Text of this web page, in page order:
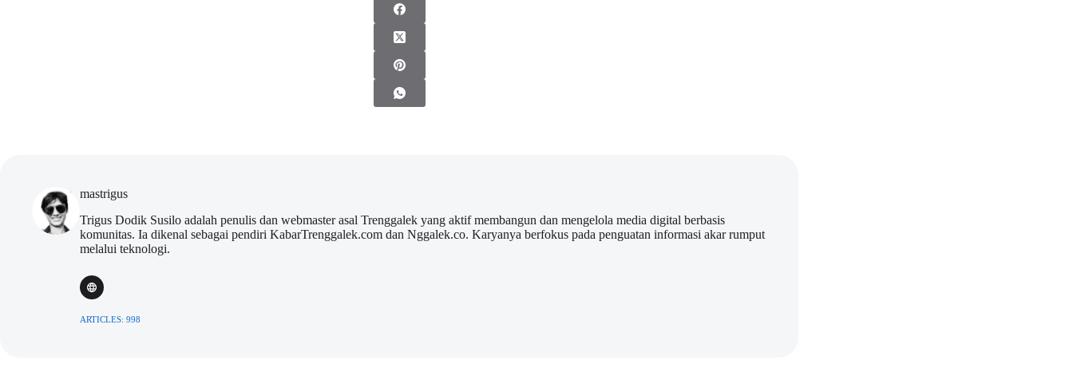
mastrigus
Trigus Dodik Susilo adalah penulis dan webmaster asal Trenggalek yang aktif membangun dan mengelola media digital berbasis
komunitas. Ia dikenal sebagai pendiri KabarTrenggalek.com dan Nggalek.co. Karyanya berfokus pada penguatan informasi akar rumput
melalui teknologi.
ARTICLES: 998